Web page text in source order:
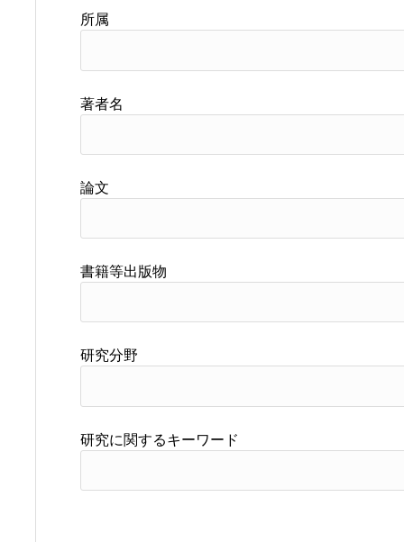
所属
著者名
論文
書籍等出版物
研究分野
研究に関するキーワード